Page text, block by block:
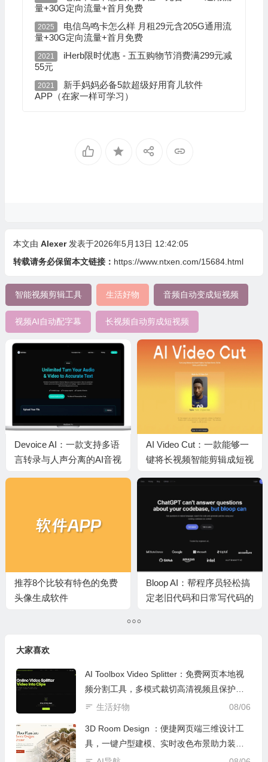
量+30G定向流量+首月免费
2025
电信鸟鸣卡怎么样 月租29元含205G通用流
量+30G定向流量+首月免费
2021
iHerb限时优惠 - 五五购物节消费满299元减
55元
2021
新手妈妈必备5款超级好用育儿软件
APP（在家一样可学习）
本文由 Alexer 发表于2026年5月13日 12:42:05
转载请务必保留本文链接： https://www.ntxen.com/15684.html
智能视频剪辑工具 生活好物 音频自动变成短视频
视频AI自动配字幕 长视频自动剪成短视频
Devoice AI：一款支持多语
言转录与人声分离的AI音视
AI Video Cut：一款能够一
键将长视频智能剪辑成短视
推荐8个比较有特色的免费
头像生成软件
Bloop AI：帮程序员轻松搞
定老旧代码和日常写代码的
大家喜欢
AI Toolbox Video Splitter：免费网页本地视
频分割工具，多模式裁切高清视频且保护隐
私
08/06
生活好物
3D Room Design ：便捷网页端三维设计工
具，一键户型建模、实时改色布景助力装修
设计